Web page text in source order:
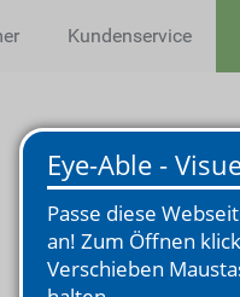
Kundenservice
Profil